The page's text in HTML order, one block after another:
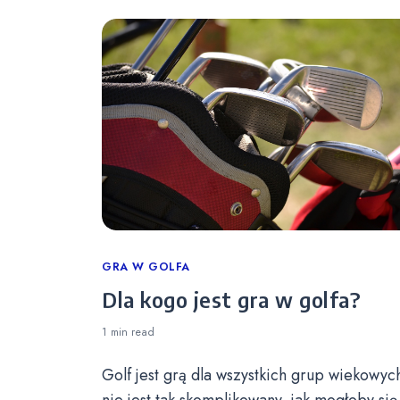
Categories
GRA W GOLFA
Dla kogo jest gra w golfa?
1 min read
Golf jest grą dla wszystkich grup